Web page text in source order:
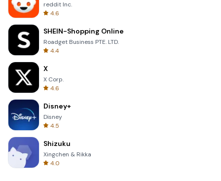
reddit Inc.
4.6
SHEIN-Shopping Online
Roadget Business PTE. LTD.
4.4
X
X Corp.
4.6
Disney+
Disney
4.5
Shizuku
Xingchen & Rikka
4.0